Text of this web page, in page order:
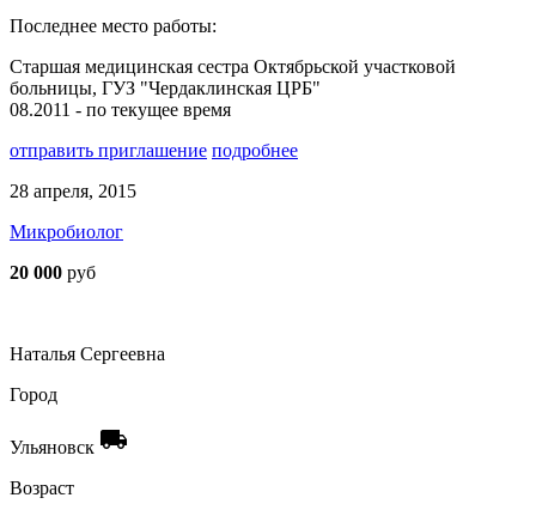
Последнее место работы:
Старшая медицинская сестра Октябрьской участковой
больницы, ГУЗ "Чердаклинская ЦРБ"
08.2011 - по текущее время
отправить приглашение подробнее
28 апреля, 2015
Микробиолог
20 000 руб
Наталья Сергеевна
Город
Ульяновск local_shipping
Возраст